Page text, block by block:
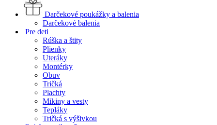
Darčekové poukážky a balenia
Darčekové balenia
Pre deti
Rúška a štity
Plienky
Uteráky
Montérky
Obuv
Tričká
Plachty
Mikiny a vesty
Tepláky
Tričká s výšivkou